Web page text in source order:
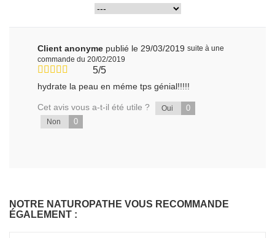
Client anonyme publié le 29/03/2019 suite à une
commande du 20/02/2019
5/5
hydrate la peau en méme tps génial!!!!!
Cet avis vous a-t-il été utile ? Oui 0
Non 0
NOTRE NATUROPATHE VOUS RECOMMANDE
ÉGALEMENT :